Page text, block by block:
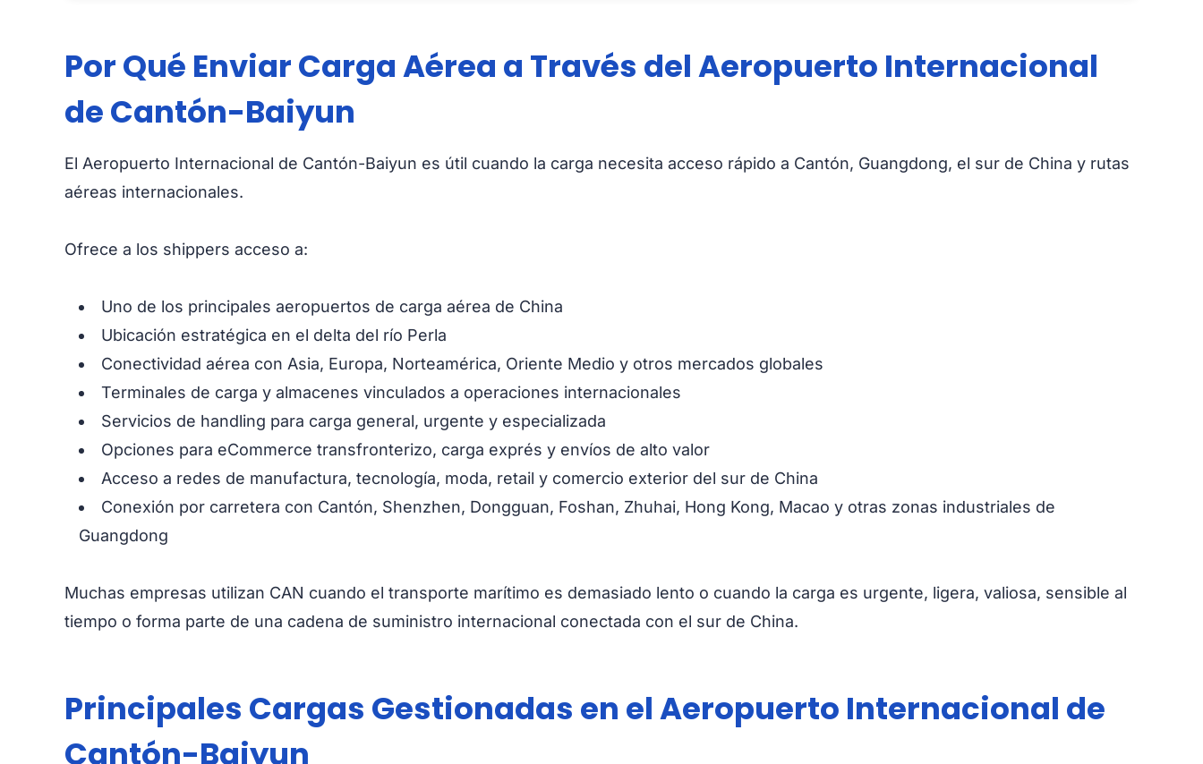
Por Qué Enviar Carga Aérea a Través del Aeropuerto Internacional
de Cantón-Baiyun
El Aeropuerto Internacional de Cantón-Baiyun es útil cuando la carga necesita acceso rápido a Cantón, Guangdong, el sur de China y rutas
aéreas internacionales.
Ofrece a los shippers acceso a:
Uno de los principales aeropuertos de carga aérea de China
Ubicación estratégica en el delta del río Perla
Conectividad aérea con Asia, Europa, Norteamérica, Oriente Medio y otros mercados globales
Terminales de carga y almacenes vinculados a operaciones internacionales
Servicios de handling para carga general, urgente y especializada
Opciones para eCommerce transfronterizo, carga exprés y envíos de alto valor
Acceso a redes de manufactura, tecnología, moda, retail y comercio exterior del sur de China
Conexión por carretera con Cantón, Shenzhen, Dongguan, Foshan, Zhuhai, Hong Kong, Macao y otras zonas industriales de
Guangdong
Muchas empresas utilizan CAN cuando el transporte marítimo es demasiado lento o cuando la carga es urgente, ligera, valiosa, sensible al
tiempo o forma parte de una cadena de suministro internacional conectada con el sur de China.
Principales Cargas Gestionadas en el Aeropuerto Internacional de
Cantón-Baiyun